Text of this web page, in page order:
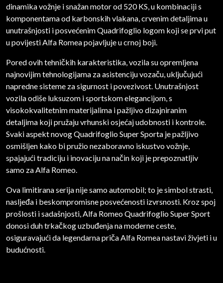
dinamika vožnje i snažan motor od 520 KS, u kombinaciji s
komponentama od karbonskih vlakana, crvenim detaljima u
unutrašnjosti i posvećenim Quadrifoglio logom koji se prvi put
u povijesti Alfa Romea pojavljuje u crnoj boji.
Pored ovih tehničkih karakteristika, vozila su opremljena
najnovijim tehnologijama za asistenciju vozaču, uključujući
napredne sisteme za sigurnost i povezivost. Unutrašnjost
vozila odiše luksuzom i sportskom elegancijom, s
visokokvalitetnim materijalima i pažljivo dizajniranim
detaljima koji pružaju vrhunski osjećaj udobnosti i kontrole.
Svaki aspekt novog Quadrifoglio Super Sporta je pažljivo
osmišljen kako bi pružio nezaboravno iskustvo vožnje,
spajajući tradiciju i inovaciju na način koji je prepoznatljiv
samo za Alfa Romeo.
Ova limitirana serija nije samo automobil; to je simbol strasti,
nasljeđa i beskompromisne posvećenosti izvrsnosti. Kroz spoj
prošlosti i sadašnjosti, Alfa Romeo Quadrifoglio Super Sport
donosi duh trkačkog uzbuđenja na moderne ceste,
osiguravajući da legendarna priča Alfa Romea nastavi živjeti i u
budućnosti.